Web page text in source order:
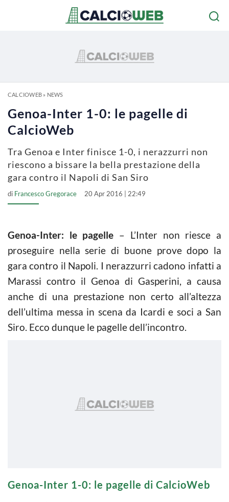
CALCIOWEB» NEWS
Genoa-Inter 1-0: le pagelle di
CalcioWeb
Tra Genoa e Inter finisce 1-0, i nerazzurri non
riescono a bissare la bella prestazione della
gara contro il Napoli di San Siro
di Francesco Gregorace 20 Apr 2016 | 22:49
Genoa-Inter: le pagelle – L’Inter non riesce a
proseguire nella serie di buone prove dopo la
gara contro il Napoli. I nerazzurri cadono infatti a
Marassi contro il Genoa di Gasperini, a causa
anche di una prestazione non certo all’altezza
dell’ultima messa in scena da Icardi e soci a San
Siro. Ecco dunque le pagelle dell’incontro.
Genoa-Inter 1-0: le pagelle di CalcioWeb